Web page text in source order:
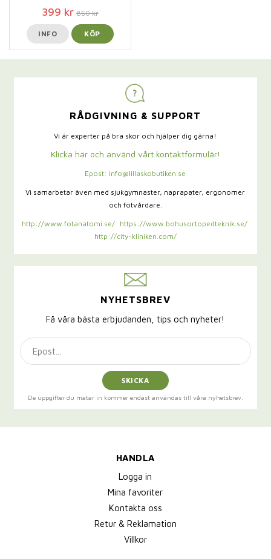
399 kr 850 kr
INFO KÖP
RÅDGIVNING & SUPPORT
Vi är experter på bra skor och hjälper dig gärna!
Klicka här och använd vårt kontaktformulär!
Epost: info@lillaskobutiken.se
Vi samarbetar även med sjukgymnaster, naprapater, ergonomer
och fotvårdare.
http://www.fotanatomi.se/
https://www.bohusortopedteknik.se/
http://city-kliniken.com/
NYHETSBREV
Få våra bästa erbjudanden, tips och nyheter!
SKICKA
De uppgifter du matar in kommer endast användas till våra nyhetsbrev.
HANDLA
Logga in
Mina favoriter
Kontakta oss
Retur & Reklamation
Villkor